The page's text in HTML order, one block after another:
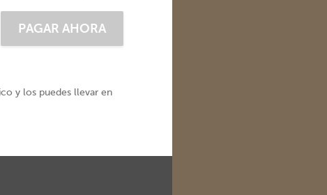
y los puedes llevar en